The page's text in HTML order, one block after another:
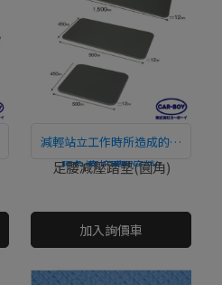
減輕站立工作時所造成的足
腰負擔，不易疲勞!!
直接購買
足腰減壓踏墊(圓角)
加入詢價車